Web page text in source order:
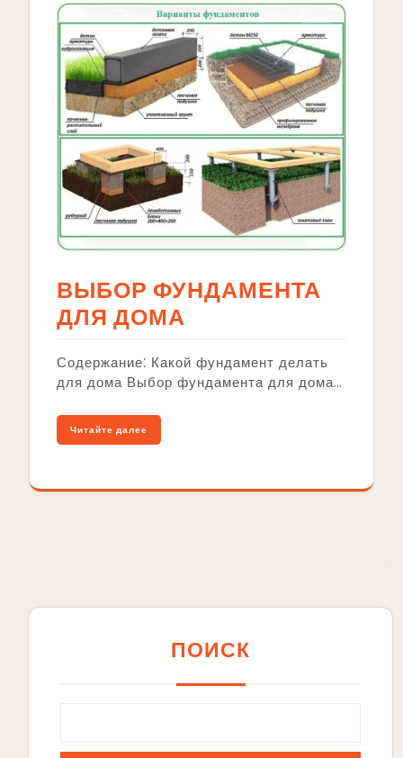
ВЫБОР ФУНДАМЕНТА
ДЛЯ ДОМА
Содержание⁚ Какой фундамент делать
для дома Выбор фундамента для дома…
Читайте далее
ПОИСК